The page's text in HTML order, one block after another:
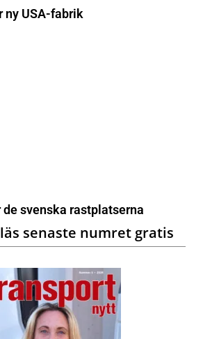
ny USA-fabrik
svenska rastplatserna
senaste numret gratis